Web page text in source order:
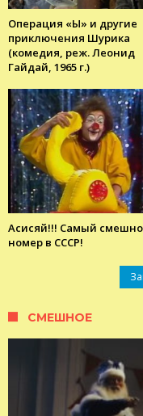
Операция «Ы» и другие
приключения Шурика
(комедия, реж. Леонид
Гайдай, 1965 г.)
Асисяй!!! Самый
номер в СССР!
СМЕШНОЕ